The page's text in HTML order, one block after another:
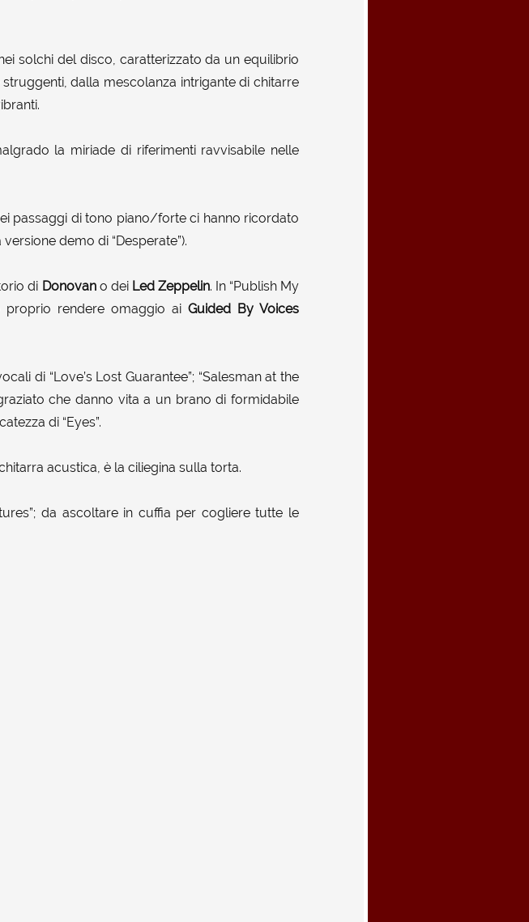
solchi del disco, caratterizzato da un equilibrio
dalla mescolanza intrigante di chitarre
la miriade di riferimenti ravvisabile nelle
passaggi di tono piano/forte ci hanno ricordato
versione demo di “Desperate”).
di Donovano dei Led Zeppelin. In “Publish My
proprio rendere omaggio ai Guided By Voices
di “Love’s Lost Guarantee”; “Salesman at the
che danno vita a un brano di formidabile
di “Eyes”.
acustica, è la ciliegina sulla torta.
da ascoltare in cuffia per cogliere tutte le